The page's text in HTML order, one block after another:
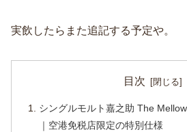
実飲したらまた追記する予定や。
目次
シングルモルト嘉之助 The
｜空港免税店限定の特別仕様